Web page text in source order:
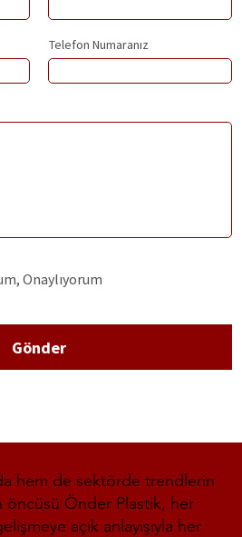
Telefon Numaranız
Gönder
Onaylıyorum
hem de sektörde trendlerin
öncüsü Önder Plastik, her
açık anlayışıyla her